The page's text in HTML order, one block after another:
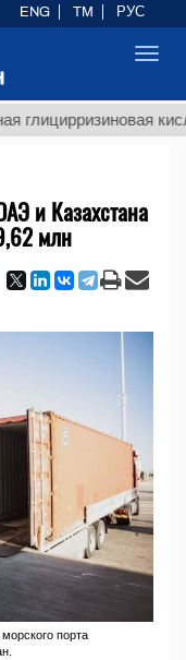
кислота
и Казахстана
млн
порта
ENG TM РУС